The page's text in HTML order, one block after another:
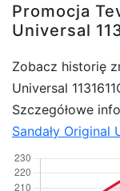
Promocja
Universal
Zobacz historię
Universal
Szczegółowe
Sandały Original